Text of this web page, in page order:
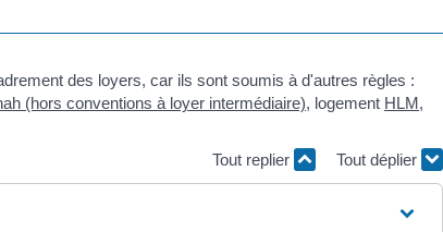
des loyers, car ils sont soumis à d'autres règles :
(hors conventions à loyer intermédiaire), logement HLM,
Tout replier
Tout déplier